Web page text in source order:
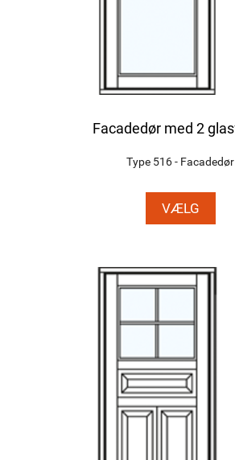
Facadedør med 2
Type 516 - Facadedør
VÆLG